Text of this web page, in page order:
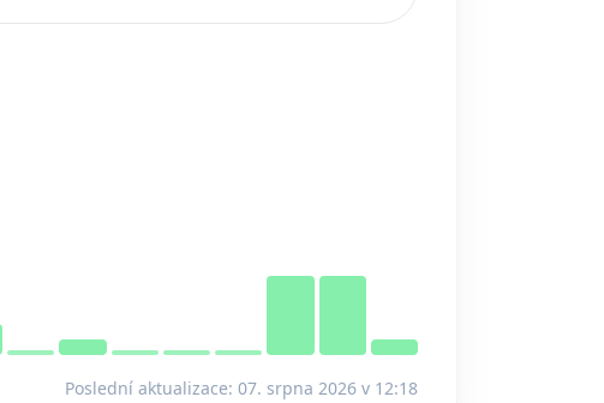
Poslední aktualizace: 07. srpna 2026 v 12:18